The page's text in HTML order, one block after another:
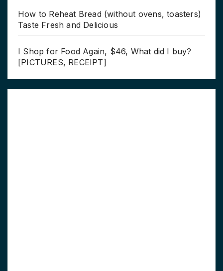
How to Reheat Bread (without ovens, toasters)
Taste Fresh and Delicious
I Shop for Food Again, $46, What did I buy?
[PICTURES, RECEIPT]